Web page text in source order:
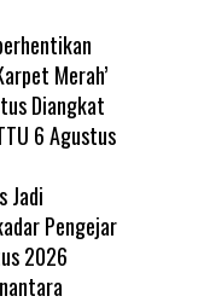
Merah’
Diangkat
6 Agustus
Jadi
Pengejar
2026